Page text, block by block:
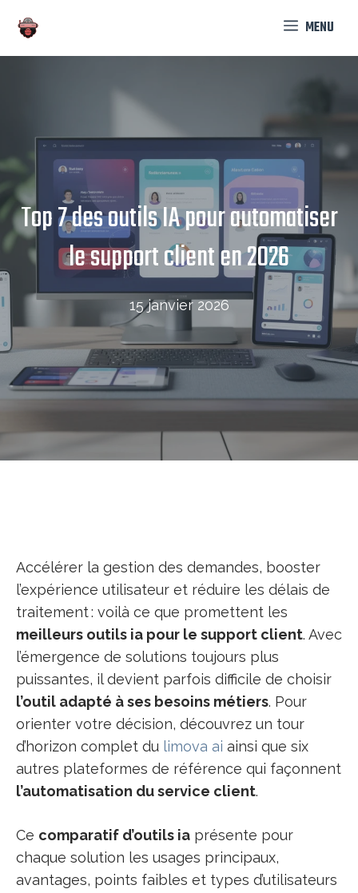
contenu
MENU
Top 7 des outils IA pour automatiser
le support client en 2026
15 janvier 2026
Accélérer la gestion des demandes, booster
l’expérience utilisateur et réduire les délais de
traitement : voilà ce que promettent les
meilleurs outils ia pour le support client. Avec
l’émergence de solutions toujours plus
puissantes, il devient parfois difficile de choisir
l’outil adapté à ses besoins métiers. Pour
orienter votre décision, découvrez un tour
d’horizon complet du limova ai ainsi que six
autres plateformes de référence qui façonnent
l’automatisation du service client.
Ce comparatif d’outils ia présente pour
chaque solution les usages principaux,
avantages, points faibles et types d’utilisateurs